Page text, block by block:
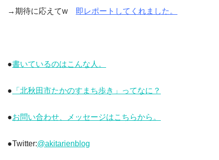
→期待に応えてw 即レポートしてくれました。
●書いているのはこんな人。
● 「北秋田市たかのすまち歩き」ってなに？
●お問い合わせ、メッセージはこちらから。
●Twitter:@akitarienblog